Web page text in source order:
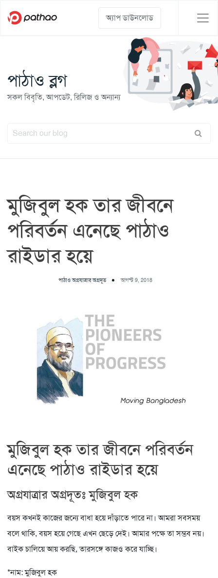
অ্যাপ ডাউনলোড
পাঠাও ব্লগ
সকল বিবৃতি, আপডেট, রিলিজ ও অন্যান্য
মুজিবুল হক তার জীবনে
পরিবর্তন এনেছে পাঠাও
রাইডার হয়ে
পাঠাও অগ্রযাত্রার অগ্রদূত আগস্ট 9, 2018
মুজিবুল হক তার জীবনে পরিবর্তন
এনেছে পাঠাও রাইডার হয়ে
অগ্রযাত্রার অগ্রদূতঃ মুজিবুল হক
বয়স কখনই কাজের জন্যে বাধা হয়ে দাঁড়াতে পারে না। আমরা সবসময়
বলে থাকি, বয়স হয়ে গেছে এখন ছেড়ে দেই। আমার পক্ষে তা সম্ভব নয়।
বাইক চালিয়ে আয় করছি, তারসঙ্গে কাজও করে যাচ্ছি।
*নাম: মুজিবুল হক